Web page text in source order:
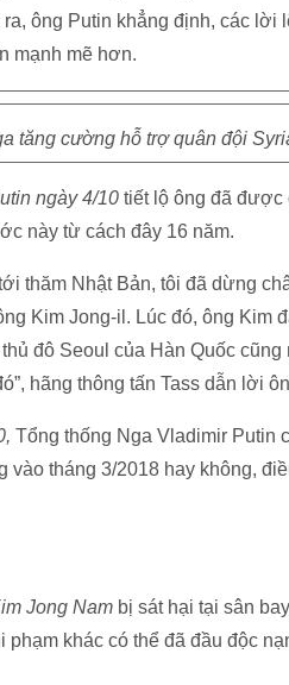
ông Putin khẳng định, các
mạnh mẽ hơn.
tăng cường hỗ trợ quân đội
ngày 4/10 tiết lộ ông đã được
này từ cách đây 16 năm.
thăm Nhật Bản, tôi đã dừng
Kim Jong-il. Lúc đó, ông Kim
đô Seoul của Hàn Quốc
hãng thông tấn Tass dẫn lời
Tổng thống Nga Vladimir Putin
vào tháng 3/2018 hay không,
Jong Nam bị sát hại tại sân
phạm khác có thể đã đầu độc